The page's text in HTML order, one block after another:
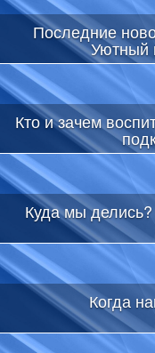
Последние
Уютный
Кто и зачем
Куда мы
Когда